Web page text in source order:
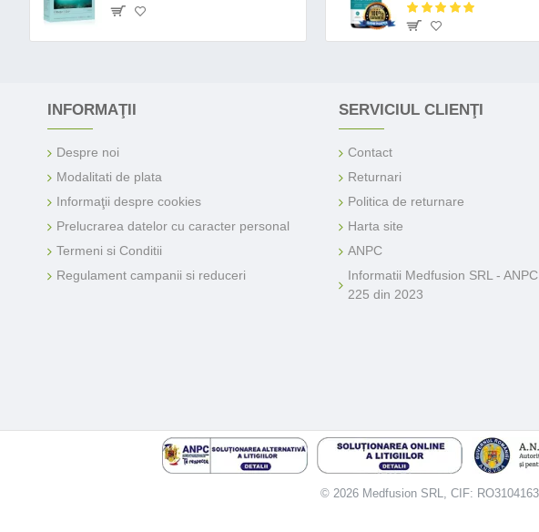
INFORMAŢII
Despre noi
Modalitati de plata
Informaţii despre cookies
Prelucrarea datelor cu caracter personal
Termeni si Conditii
Regulament campanii si reduceri
SERVICIUL CLIENŢI
Contact
Returnari
Politica de returnare
Harta site
ANPC
Informatii Medfusion SRL -
225 din 2023
© 2026 Medfusion SRL, CIF: